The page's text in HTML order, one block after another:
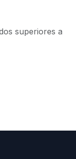
superiores a